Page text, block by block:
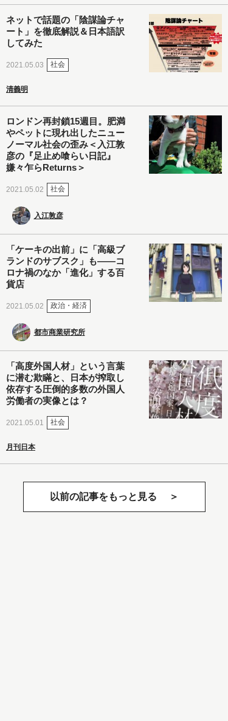
ネットで話題の「陰謀論チャ
ート」を徹底解説＆日本語訳
してみた
2021.05.03 社会
清義明
ロンドン再封鎖15週目。肥満
やペットに現れ出したニュー
ノーマル社会の歪み＜入江敦
彦の『足止め喰らい日記』
嫌々乍らReturns＞
2021.05.02 社会
入江敦彦
「ケーキの出前」に「高級ブ
ランドのサブスク」も――コ
ロナ禍のなか「進化」する百
貨店
2021.05.02 政治・経済
都市商業研究所
「高度外国人材」という言葉
に潜む欺瞞と、日本が搾取し
依存する圧倒的多数の外国人
労働者の実像とは？
2021.05.01 社会
月刊日本
以前の記事をもっと見る